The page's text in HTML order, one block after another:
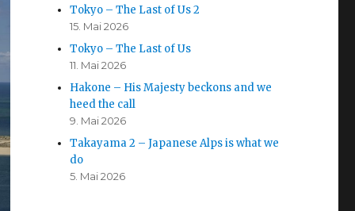
Tokyo – The Last of Us 2
15. Mai 2026
Tokyo – The Last of Us
11. Mai 2026
Hakone – His Majesty beckons and we
heed the call
9. Mai 2026
Takayama 2 – Japanese Alps is what we
do
5. Mai 2026